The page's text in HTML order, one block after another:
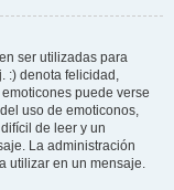
ser utilizadas para
:) denota felicidad,
puede verse
uso de emoticonos,
de leer y un
La administración
utilizar en un mensaje.